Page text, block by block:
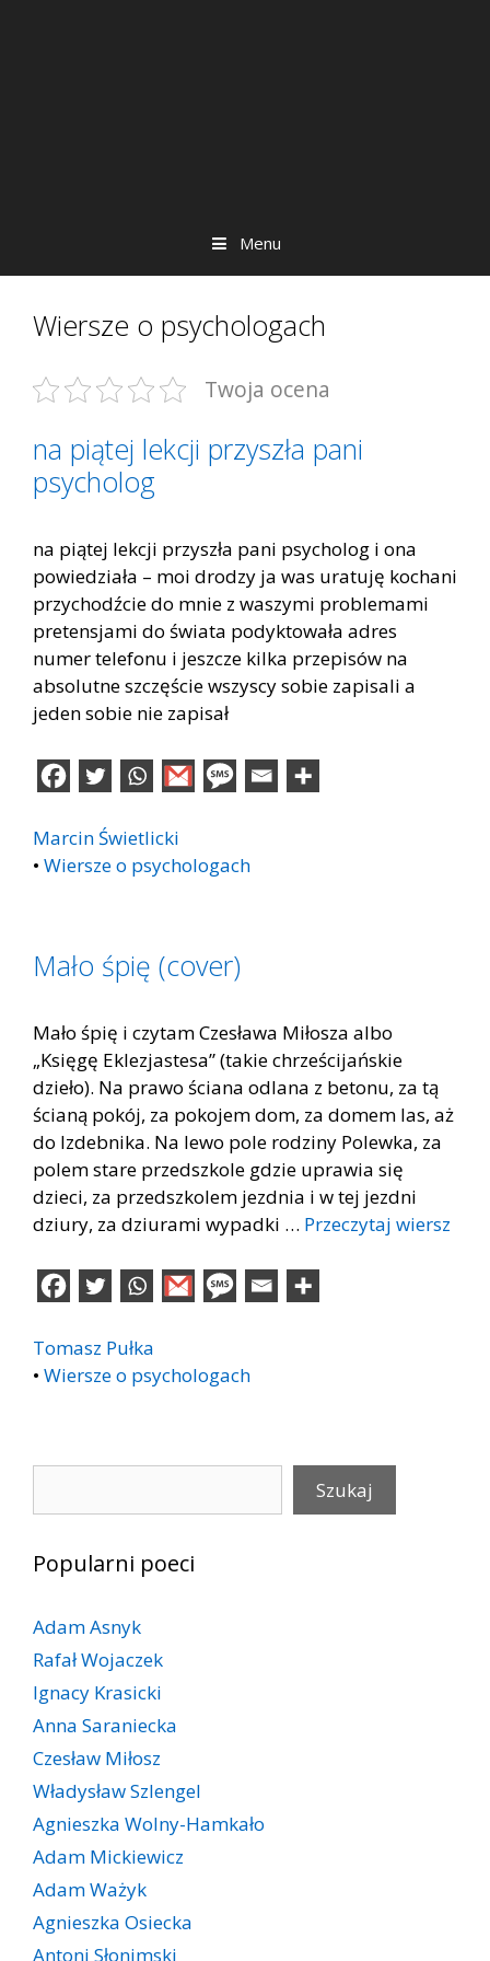
Menu
Wiersze o psychologach
Twoja ocena
na piątej lekcji przyszła pani
psycholog
na piątej lekcji przyszła pani psycholog i ona
powiedziała – moi drodzy ja was uratuję kochani
przychodźcie do mnie z waszymi problemami
pretensjami do świata podyktowała adres
numer telefonu i jeszcze kilka przepisów na
absolutne szczęście wszyscy sobie zapisali a
jeden sobie nie zapisał
Marcin Świetlicki
• Wiersze o psychologach
Mało śpię (cover)
Mało śpię i czytam Czesława Miłosza albo
„Księgę Eklezjastesa” (takie chrześcijańskie
dzieło). Na prawo ściana odlana z betonu, za tą
ścianą pokój, za pokojem dom, za domem las, aż
do Izdebnika. Na lewo pole rodziny Polewka, za
polem stare przedszkole gdzie uprawia się
dzieci, za przedszkolem jezdnia i w tej jezdni
dziury, za dziurami wypadki … Przeczytaj wiersz
Tomasz Pułka
• Wiersze o psychologach
Szukaj
Popularni poeci
Adam Asnyk
Rafał Wojaczek
Ignacy Krasicki
Anna Saraniecka
Czesław Miłosz
Władysław Szlengel
Agnieszka Wolny-Hamkało
Adam Mickiewicz
Adam Ważyk
Agnieszka Osiecka
Antoni Słonimski